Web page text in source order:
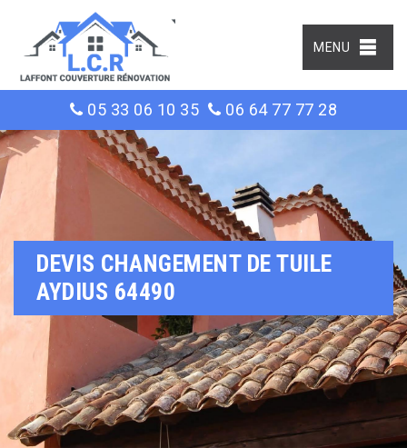
MENU
05 33 06 10 35 06 64 77 77 28
DEVIS CHANGEMENT DE TUILE
AYDIUS 64490